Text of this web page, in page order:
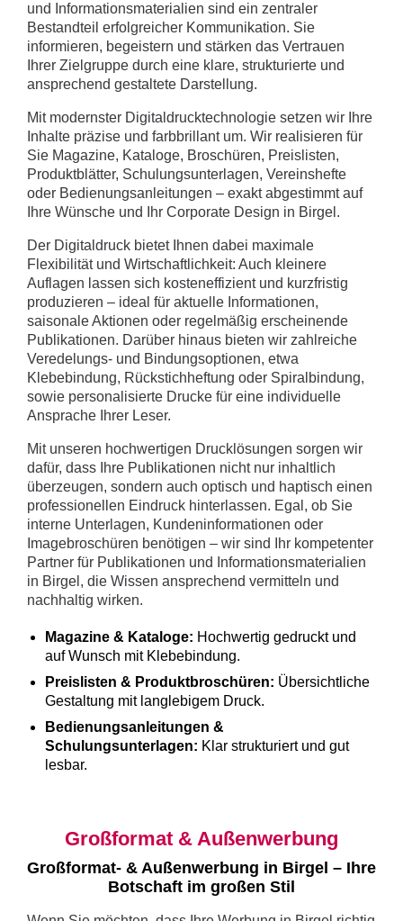
und Informationsmaterialien sind ein zentraler
Bestandteil erfolgreicher Kommunikation. Sie
informieren, begeistern und stärken das Vertrauen
Ihrer Zielgruppe durch eine klare, strukturierte und
ansprechend gestaltete Darstellung.
Mit modernster Digitaldrucktechnologie setzen wir Ihre
Inhalte präzise und farbbrillant um. Wir realisieren für
Sie Magazine, Kataloge, Broschüren, Preislisten,
Produktblätter, Schulungsunterlagen, Vereinshefte
oder Bedienungsanleitungen – exakt abgestimmt auf
Ihre Wünsche und Ihr Corporate Design in Birgel.
Der Digitaldruck bietet Ihnen dabei maximale
Flexibilität und Wirtschaftlichkeit: Auch kleinere
Auflagen lassen sich kosteneffizient und kurzfristig
produzieren – ideal für aktuelle Informationen,
saisonale Aktionen oder regelmäßig erscheinende
Publikationen. Darüber hinaus bieten wir zahlreiche
Veredelungs- und Bindungsoptionen, etwa
Klebebindung, Rückstichheftung oder Spiralbindung,
sowie personalisierte Drucke für eine individuelle
Ansprache Ihrer Leser.
Mit unseren hochwertigen Drucklösungen sorgen wir
dafür, dass Ihre Publikationen nicht nur inhaltlich
überzeugen, sondern auch optisch und haptisch einen
professionellen Eindruck hinterlassen. Egal, ob Sie
interne Unterlagen, Kundeninformationen oder
Imagebroschüren benötigen – wir sind Ihr kompetenter
Partner für Publikationen und Informationsmaterialien
in Birgel, die Wissen ansprechend vermitteln und
nachhaltig wirken.
Magazine & Kataloge: Hochwertig gedruckt und
auf Wunsch mit Klebebindung.
Preislisten & Produktbroschüren: Übersichtliche
Gestaltung mit langlebigem Druck.
Bedienungsanleitungen &
Schulungsunterlagen: Klar strukturiert und gut
lesbar.
Großformat & Außenwerbung
Großformat- & Außenwerbung in Birgel – Ihre
Botschaft im großen Stil